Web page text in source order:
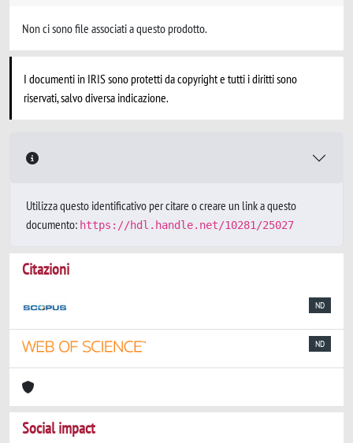
Non ci sono file associati a questo prodotto.
I documenti in IRIS sono protetti da copyright e tutti i diritti sono
riservati, salvo diversa indicazione.
Utilizza questo identificativo per citare o creare un link a questo
documento: https://hdl.handle.net/10281/25027
Citazioni
ND
ND
Social impact